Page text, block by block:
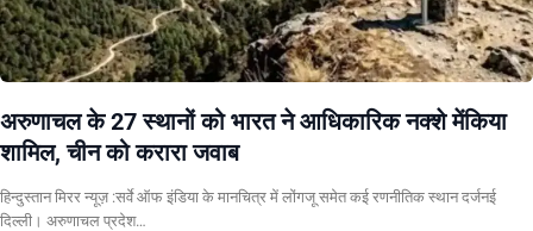
अरुणाचल के 27 स्थानों को भारत ने आधिकारिक नक्शे मेंकिया
शामिल, चीन को करारा जवाब
हिन्दुस्तान मिरर न्यूज़ :सर्वे ऑफ इंडिया के मानचित्र में लोंगजू समेत कई रणनीतिक स्थान दर्जनई
दिल्ली। अरुणाचल प्रदेश…